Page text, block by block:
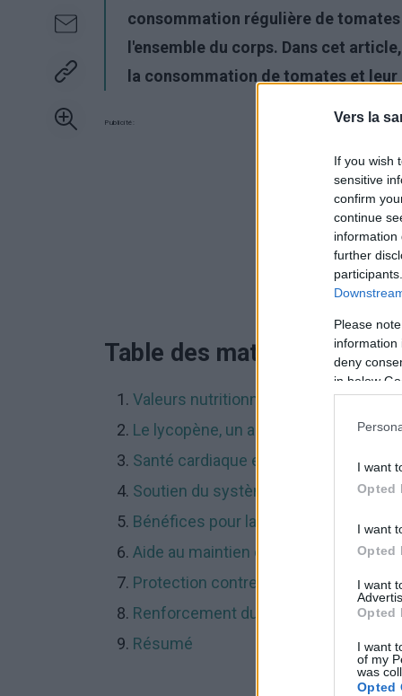
Vers la
If you wish
sensitive
confirm
continue
information
further
Please
information
deny
in below
I want
Opted
I want
Opted
I want
Opted
I want
of my
was
Opted
consommation régulière de
l'ensemble du corps. Dans cet
la consommation de tomates et
Publicité:
Table des matières
Valeurs nutritionnelles des tomates
Le lycopène, un antioxydant naturel
Santé cardiaque et système
Soutien du système digestif
Bénéfices pour la santé de la peau
Aide au maintien d'un poids sain
Protection contre le cancer
Renforcement du système
Résumé